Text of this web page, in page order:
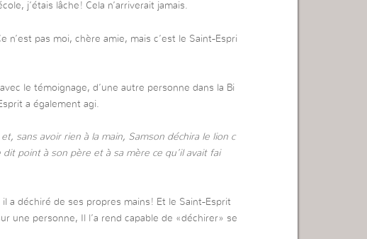
j’étais lâche! Cela n’arriverait jamais.
pas moi, chère amie, mais c’est le Saint-Espri
le témoignage, d’une autre personne dans la Bi
a également agi.
et, sans avoir rien à la main, Samson déchira le lion c
point à son père et à sa mère ce qu’il avait fai
il a déchiré de ses propres mains! Et le Saint-Esprit
une personne, Il l’a rend capable de «déchirer» se